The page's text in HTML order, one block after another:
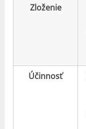
Zloženie
Účinnosť